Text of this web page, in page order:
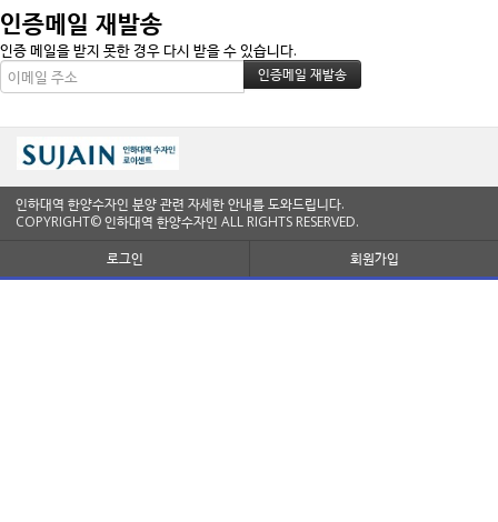
인증메일 재발송
인증 메일을 받지 못한 경우 다시 받을 수 있습니다.
인하대역 한양수자인 분양 관련 자세한 안내를 도와드립니다.
COPYRIGHT© 인하대역 한양수자인 ALL RIGHTS RESERVED.
로그인
회원가입